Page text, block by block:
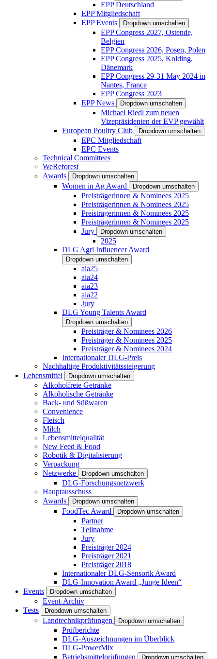
EPP Deutschland
EPP Mitgliedschaft
EPP Events
Dropdown umschalten
EPP Congress 2027, Ostende,
Belgien
EPP Congress 2026, Posen, Polen
EPP Congress 2025, Kolding,
Dänemark
EPP Congress 29-31 May 2024 in
Nantes, France
EPP Congress 2023
EPP News
Dropdown umschalten
Michael Riedl zum neuen
Vizepräsidenten der EVP gewählt
European Poultry Club
Dropdown umschalten
EPC Mitgliedschaft
EPC Events
Technical Committees
WeReforest
Awards
Dropdown umschalten
Women in Ag Award Dropdown umschalten
Preisträgerinnen & Nominees 2025
Preisträgerinnen & Nominees 2025
Preisträgerinnen & Nominees 2025
Preisträgerinnen & Nominees 2025
Jury
Dropdown umschalten
2025
DLG Agri Influencer Award
Dropdown umschalten
aia25
aia24
aia23
aia22
Jury
DLG Young Talents Award
Dropdown umschalten
Preisträger & Nominees 2026
Preisträger & Nominees 2025
Preisträger & Nominees 2024
Internationaler DLG-Preis
Nachhaltige Produktivitätssteigerung
Lebensmittel
Dropdown umschalten
Alkoholfreie Getränke
Alkoholische Getränke
Back- und Süßwaren
Convenience
Fleisch
Milch
Lebensmittelqualität
New Feed & Food
Robotik & Digitalisierung
Verpackung
Netzwerke
Dropdown umschalten
DLG-Forschungsnetzwerk
Hauptausschuss
Awards
Dropdown umschalten
FoodTec Award Dropdown umschalten
Partner
Teilnahme
Jury
Preisträger 2024
Preisträger 2021
Preisträger 2018
Internationaler DLG-Sensorik Award
DLG-Innovation Award „Junge Ideen“
Events
Dropdown umschalten
Event-Archiv
Tests
Dropdown umschalten
Landtechnikprüfungen Dropdown umschalten
Prüfberichte
DLG-Auszeichnungen im Überblick
DLG-PowerMix
Betriebsmittelprüfungen
Dropdown umschalten